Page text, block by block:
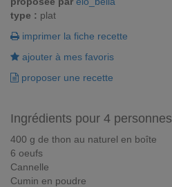
type : plat
imprimer la fiche recette
ajouter à mes favoris
proposer une recette
Ingrédients pour 4 personnes
400 g de thon au naturel en boîte
6 oeufs
Cannelle
Cumin en poudre